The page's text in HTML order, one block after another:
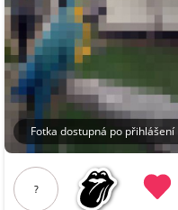
Fotka dostupná po přihlášení
?